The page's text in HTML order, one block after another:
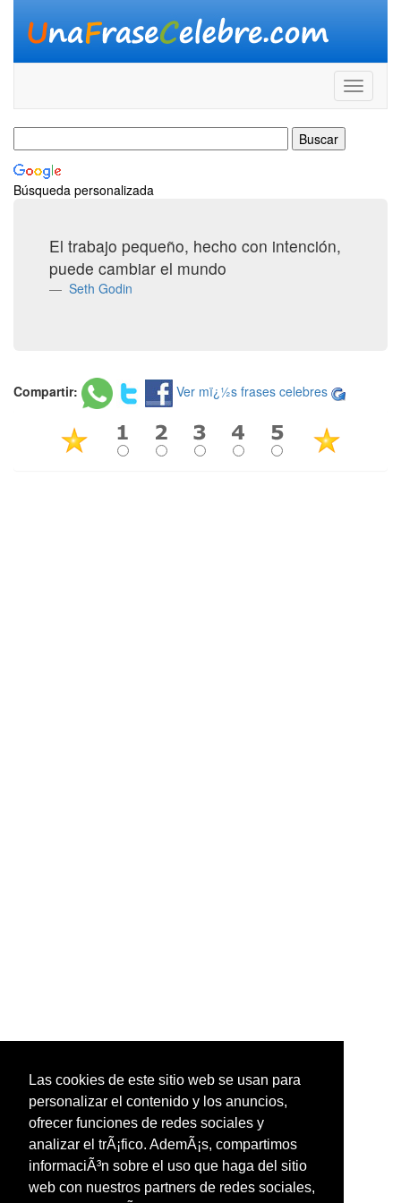
Las cookies de este sitio web se usan para
personalizar el contenido y los anuncios,
ofrecer funciones de redes sociales y
analizar el trÃ¡fico. AdemÃ¡s, compartimos
informaciÃ³n sobre el uso que haga del sitio
web con nuestros partners de redes sociales,
Búsqueda personalizada
El trabajo pequeño, hecho con intención,
puede cambiar el mundo
Seth Godin
Compartir: Ver mï¿½s frases celebres